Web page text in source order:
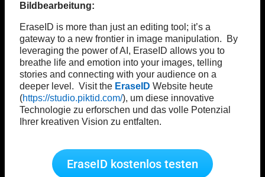
Bildbearbeitung:
EraseID is more than just an editing tool; it’s a
gateway to a new frontier in image manipulation. By
leveraging the power of AI, EraseID allows you to
breathe life and emotion into your images, telling
stories and connecting with your audience on a
deeper level. Visit the EraseID Website heute
(https://studio.piktid.com/), um diese innovative
Technologie zu erforschen und das volle Potenzial
Ihrer kreativen Vision zu entfalten.
EraseID kostenlos testen